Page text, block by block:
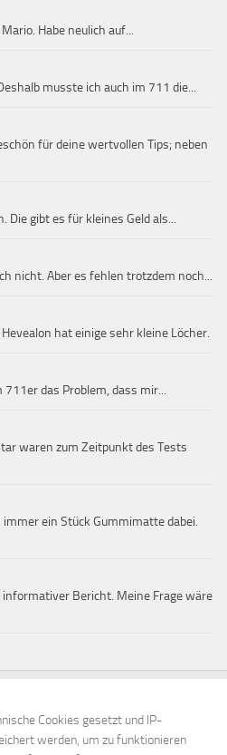
Habe neulich auf...
musste ich auch im 711 die...
für deine wertvollen Tips; neben
Die gibt es für kleines Geld als...
nicht. Aber es fehlen trotzdem noch...
hat einige sehr kleine Löcher.
711er das Problem, dass mir...
waren zum Zeitpunkt des Tests
ein Stück Gummimatte dabei.
Bericht. Meine Frage wäre
Cookies gesetzt und IP-
werden, um zu funktionieren